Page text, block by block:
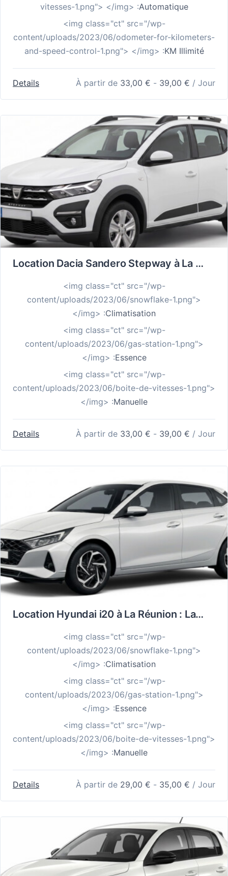
vitesses-1.png"> </img> :Automatique
<img class="ct" src="/wp-
content/uploads/2023/06/odometer-for-kilometers-
and-speed-control-1.png"> </img> :KM Illimité
Details À partir de 33,00 € - 39,00 € / Jour
Location Dacia Sandero Stepway à La Réunion : Le SUV Urbain qui Avale Toutes les Routes
<img class="ct" src="/wp-
content/uploads/2023/06/snowflake-1.png">
</img> :Climatisation
<img class="ct" src="/wp-
content/uploads/2023/06/gas-station-1.png">
</img> :Essence
<img class="ct" src="/wp-
content/uploads/2023/06/boite-de-vitesses-1.png">
</img> :Manuelle
Details À partir de 33,00 € - 39,00 € / Jour
Location Hyundai i20 à La Réunion : La Citadine Légère pour Explorer l’Île Sans Se Ruiner
<img class="ct" src="/wp-
content/uploads/2023/06/snowflake-1.png">
</img> :Climatisation
<img class="ct" src="/wp-
content/uploads/2023/06/gas-station-1.png">
</img> :Essence
<img class="ct" src="/wp-
content/uploads/2023/06/boite-de-vitesses-1.png">
</img> :Manuelle
Details À partir de 29,00 € - 35,00 € / Jour